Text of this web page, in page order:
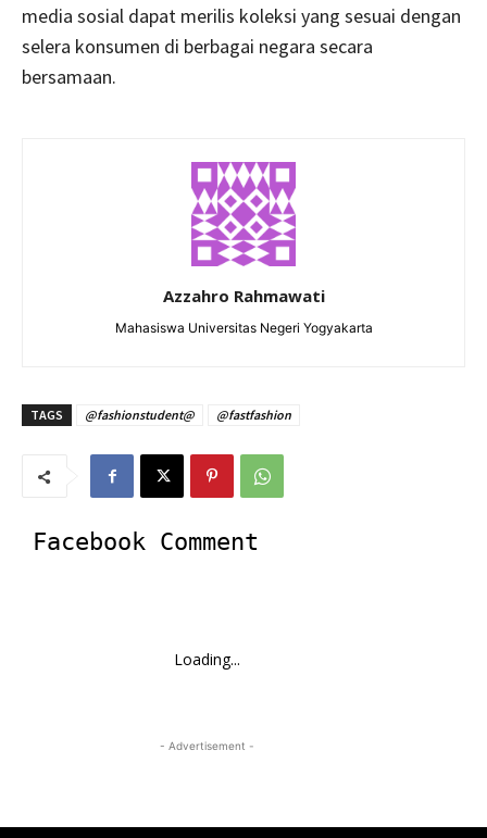
media sosial dapat merilis koleksi yang sesuai dengan
selera konsumen di berbagai negara secara
bersamaan.
Azzahro Rahmawati
Mahasiswa Universitas Negeri Yogyakarta
TAGS @fashionstudent@ @fastfashion
Facebook Comment
Loading...
- Advertisement -